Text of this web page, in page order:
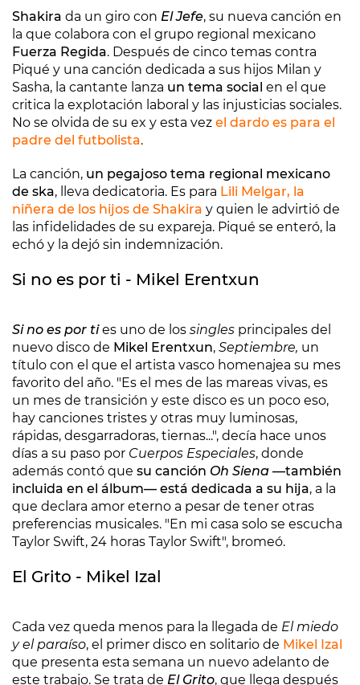
Shakira da un giro con El Jefe, su nueva canción en
la que colabora con el grupo regional mexicano
Fuerza Regida. Después de cinco temas contra
Piqué y una canción dedicada a sus hijos Milan y
Sasha, la cantante lanza un tema social en el que
critica la explotación laboral y las injusticias sociales.
No se olvida de su ex y esta vez el dardo es para el
padre del futbolista.
La canción, un pegajoso tema regional mexicano
de ska, lleva dedicatoria. Es para Lili Melgar, la
niñera de los hijos de Shakira y quien le advirtió de
las infidelidades de su expareja. Piqué se enteró, la
echó y la dejó sin indemnización.
Si no es por ti - Mikel Erentxun
Si no es por ties uno de los singles principales del
nuevo disco de Mikel Erentxun, Septiembre, un
título con el que el artista vasco homenajea su mes
favorito del año. "Es el mes de las mareas vivas, es
un mes de transición y este disco es un poco eso,
hay canciones tristes y otras muy luminosas,
rápidas, desgarradoras, tiernas...", decía hace unos
días a su paso por Cuerpos Especiales, donde
además contó que su canción Oh Siena —también
incluida en el álbum— está dedicada a su hija, a la
que declara amor eterno a pesar de tener otras
preferencias musicales. "En mi casa solo se escucha
Taylor Swift, 24 horas Taylor Swift", bromeó.
El Grito - Mikel Izal
Cada vez queda menos para la llegada de El miedo
y el paraíso, el primer disco en solitario de Mikel Izal
que presenta esta semana un nuevo adelanto de
este trabajo. Se trata de El Grito, que llega después